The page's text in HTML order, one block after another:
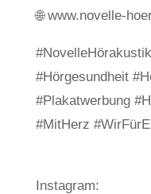
🌐 www.novelle-
#Hörgesundheit
#Plakatwerbung
#MitHerz
Instagram: